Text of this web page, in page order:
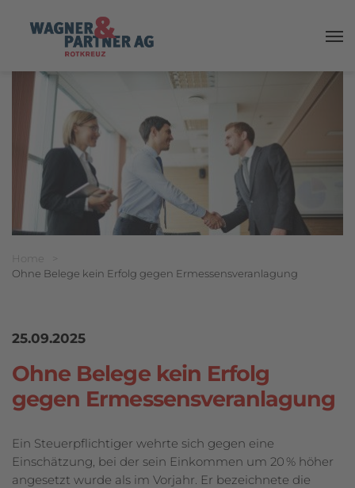
Breadcrumbnavigation
Sie befinden sich hier:
Home
Ohne Belege kein Erfolg gegen Ermessensveranlagung
25.09.2025
Ohne Belege kein Erfolg
gegen Ermessensveranlagung
Ein Steuerpflichtiger wehrte sich gegen eine
Einschätzung, bei der sein Einkommen um 20 % höher
angesetzt wurde als im Vorjahr. Er bezeichnete die